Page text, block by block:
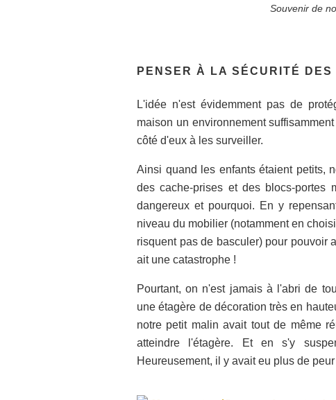
Souvenir de
PENSER À LA SÉCURITÉ DES
L'idée n'est évidemment pas de
maison un environnement
côté d'eux à les surveiller.
Ainsi quand les enfants étaient petits,
des cache-prises et des blocs-portes
dangereux et pourquoi. En y
niveau du mobilier (notamment en
risquent pas de basculer) pour pouvoir
ait une catastrophe !
Pourtant, on n'est jamais à l'abri de
une étagère de décoration très en
notre petit malin avait tout de même
atteindre l'étagère. Et en s'y
Heureusement, il y avait eu plus de